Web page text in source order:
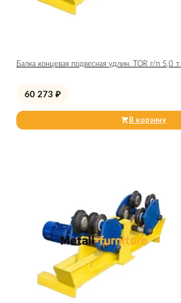
Балка концевая подвесная удлин. TOR г/п 5,0
60 273 ₽
В корзину